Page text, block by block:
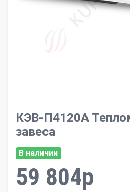
КЭВ-П4120А
завеса
В наличии
59 804р